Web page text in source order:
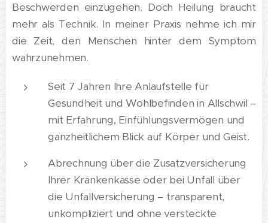
Beschwerden einzugehen. Doch Heilung braucht
mehr als Technik. In meiner Praxis nehme ich mir
die Zeit, den Menschen hinter dem Symptom
wahrzunehmen.
Seit 7 Jahren Ihre Anlaufstelle für
Gesundheit und Wohlbefinden in Allschwil –
mit Erfahrung, Einfühlungsvermögen und
ganzheitlichem Blick auf Körper und Geist.
Abrechnung über die Zusatzversicherung
Ihrer Krankenkasse oder bei Unfall über
die Unfallversicherung – transparent,
unkompliziert und ohne versteckte